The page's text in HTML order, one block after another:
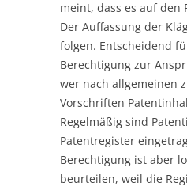
meint, dass es auf den
Der Auffassung der
folgen. Entscheidend
Berechtigung zur
wer nach allgemeinen
Vorschriften
Regelmäßig sind
Patentregister
Berechtigung ist aber
beurteilen, weil die